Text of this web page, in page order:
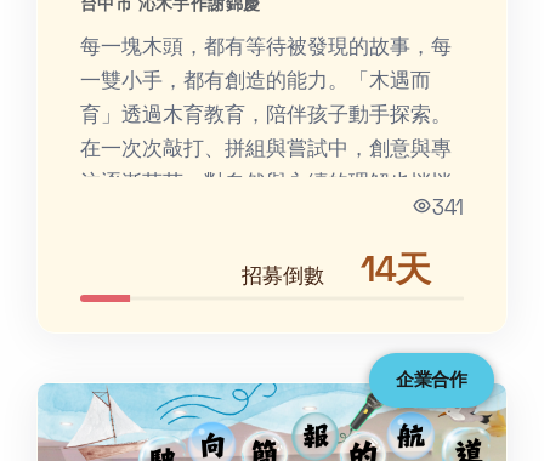
台中市 沁木手作謝錦慶
每一塊木頭，都有等待被發現的故事，每
一雙小手，都有創造的能力。「木遇而
育」透過木育教育，陪伴孩子動手探索。
在一次次敲打、拼組與嘗試中，創意與專
341
招募倒數 14天
企業合作